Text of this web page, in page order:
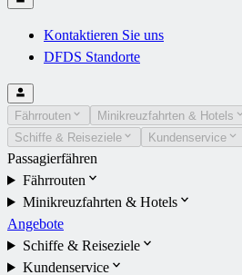
Kontaktieren Sie uns
DFDS Standorte
Fährrouten Minikreuzfahrten & Hotels
Schiffe & Reiseziele
Kundenservice
Passagierfähren
Fährrouten
Minikreuzfahrten & Hotels
Angebote
Schiffe & Reiseziele
Kundenservice